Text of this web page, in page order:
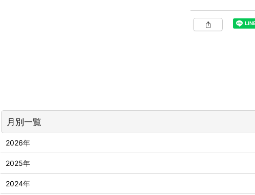
月別一覧
2026年
2025年
2024年